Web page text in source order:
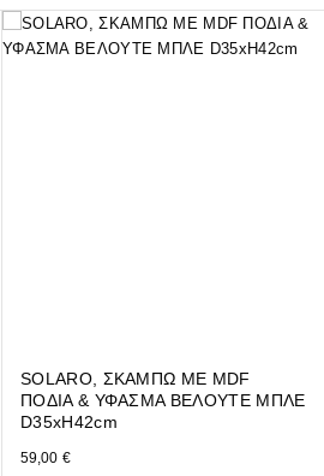
SOLARO, ΣΚΑΜΠΩ ΜΕ MDF
ΠΟΔΙΑ & ΥΦΑΣΜΑ ΒΕΛΟΥΤΕ ΜΠΛΕ
D35xH42cm
59,00 €